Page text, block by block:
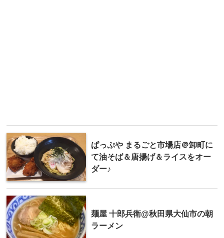
ぱっぷや まるごと市場店＠卸町に
て油そば＆唐揚げ＆ライスをオー
ダー♪
麺屋 十郎兵衛@秋田県大仙市の朝
ラーメン